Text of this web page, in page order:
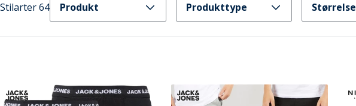
Stilarter 64 Produkt Produkttype Størrelse